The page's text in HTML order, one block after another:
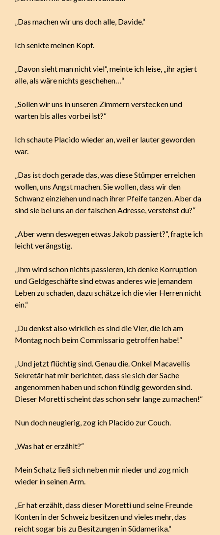
„Das machen wir uns doch alle, Davide.“
Ich senkte meinen Kopf.
„Davon sieht man nicht viel“, meinte ich leise, „ihr agiert
alle, als wäre nichts geschehen…“
„Sollen wir uns in unseren Zimmern verstecken und
warten bis alles vorbei ist?“
Ich schaute Placido wieder an, weil er lauter geworden
war.
„Das ist doch gerade das, was diese Stümper erreichen
wollen, uns Angst machen. Sie wollen, dass wir den
Schwanz einziehen und nach ihrer Pfeife tanzen. Aber da
sind sie bei uns an der falschen Adresse, verstehst du?“
„Aber wenn deswegen etwas Jakob passiert?“, fragte ich
leicht verängstig.
„Ihm wird schon nichts passieren, ich denke Korruption
und Geldgeschäfte sind etwas anderes wie jemandem
Leben zu schaden, dazu schätze ich die vier Herren nicht
ein.“
„Du denkst also wirklich es sind die Vier, die ich am
Montag noch beim Commissario getroffen habe!“
„Und jetzt flüchtig sind. Genau die. Onkel Macavellis
Sekretär hat mir berichtet, dass sie sich der Sache
angenommen haben und schon fündig geworden sind.
Dieser Moretti scheint das schon sehr lange zu machen!“
Nun doch neugierig, zog ich Placido zur Couch.
„Was hat er erzählt?“
Mein Schatz ließ sich neben mir nieder und zog mich
wieder in seinen Arm.
„Er hat erzählt, dass dieser Moretti und seine Freunde
Konten in der Schweiz besitzen und vieles mehr, das
reicht sogar bis zu Besitzungen in Südamerika.“